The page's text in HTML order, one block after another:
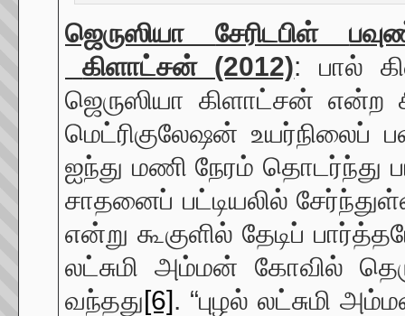
ஜெருஸியாசேரிடபிள்
கிளாட்சன் (2012): பால்
ஜெருஸியா கிளாட்சன் என்ற
மெட்ரிகுலேஷன் உயர்நிலைப்
ஐந்து மணி நேரம் தொடர்ந்து
சாதனைப் பட்டியலில்
என்று கூகுளில் தேடிப்
லட்சுமி அம்மன் கோவில்
வந்தது[6]. “புழல் லட்சுமி